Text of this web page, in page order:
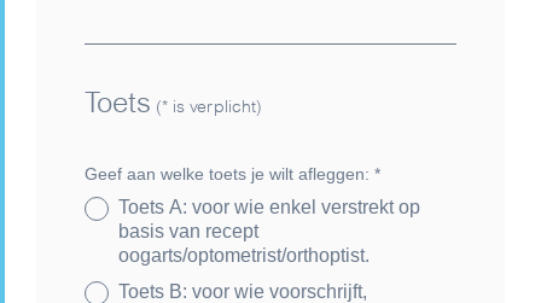
Toets (* is verplicht)
Geef aan welke toets je wilt afleggen: *
Toets A: voor wie enkel verstrekt op
basis van recept
oogarts/optometrist/orthoptist.
Toets B: voor wie voorschrijft,